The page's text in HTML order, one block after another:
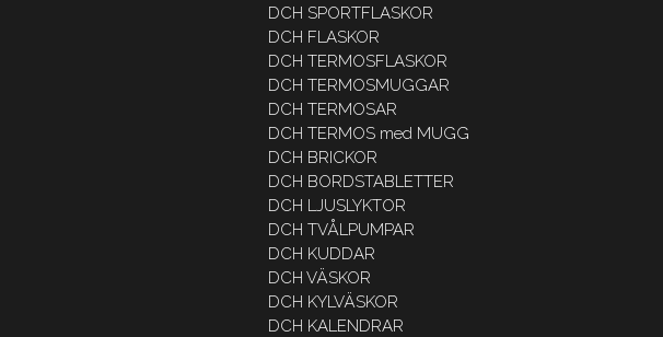
DCH SPORTFLASKOR
DCH FLASKOR
DCH TERMOSFLASKOR
DCH TERMOSMUGGAR
DCH TERMOSAR
DCH TERMOS med MUGG
DCH BRICKOR
DCH BORDSTABLETTER
DCH LJUSLYKTOR
DCH TVÅLPUMPAR
DCH KUDDAR
DCH VÄSKOR
DCH KYLVÄSKOR
DCH KALENDRAR